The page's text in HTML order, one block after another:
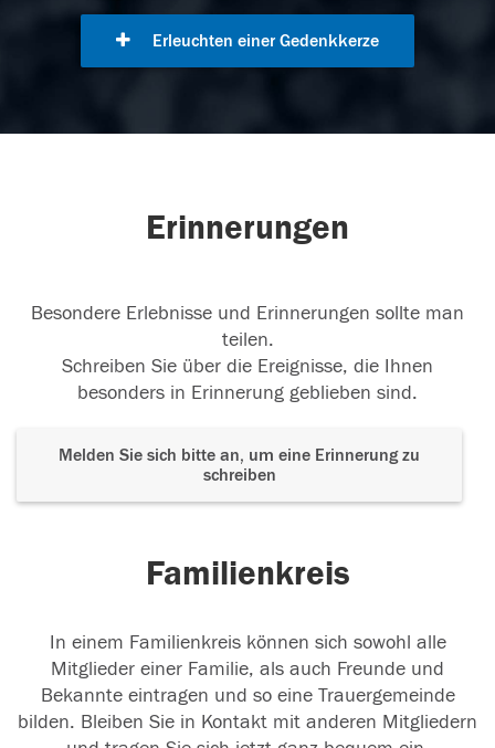
Erleuchten einer Gedenkkerze
Erinnerungen
Besondere Erlebnisse und Erinnerungen sollte man
teilen.
Schreiben Sie über die Ereignisse, die Ihnen
besonders in Erinnerung geblieben sind.
Melden Sie sich bitte an, um eine Erinnerung zu
schreiben
Familienkreis
In einem Familienkreis können sich sowohl alle
Mitglieder einer Familie, als auch Freunde und
Bekannte eintragen und so eine Trauergemeinde
bilden. Bleiben Sie in Kontakt mit anderen Mitgliedern